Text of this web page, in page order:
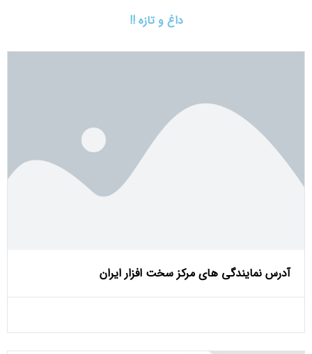
داغ و تازه !!
آدرس نمایندگی های مرکز سخت افزار ایران